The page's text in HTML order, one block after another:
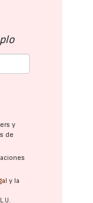
y
de
y la